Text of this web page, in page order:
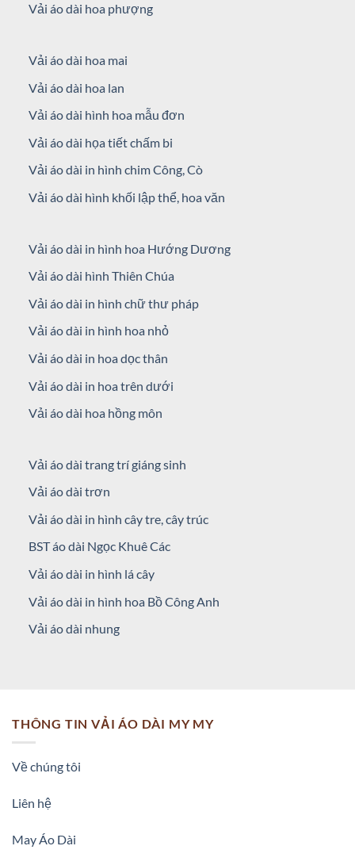
Vải áo dài hoa phượng
Vải áo dài hoa mai
Vải áo dài hoa lan
Vải áo dài hình hoa mẫu đơn
Vải áo dài họa tiết chấm bi
Vải áo dài in hình chim Công, Cò
Vải áo dài hình khối lập thể, hoa văn
Vải áo dài in hình hoa Hướng Dương
Vải áo dài hình Thiên Chúa
Vải áo dài in hình chữ thư pháp
Vải áo dài in hình hoa nhỏ
Vải áo dài in hoa dọc thân
Vải áo dài in hoa trên dưới
Vải áo dài hoa hồng môn
Vải áo dài trang trí giáng sinh
Vải áo dài trơn
Vải áo dài in hình cây tre, cây trúc
BST áo dài Ngọc Khuê Các
Vải áo dài in hình lá cây
Vải áo dài in hình hoa Bồ Công Anh
Vải áo dài nhung
THÔNG TIN VẢI ÁO DÀI MY MY
Về chúng tôi
Liên hệ
May Áo Dài